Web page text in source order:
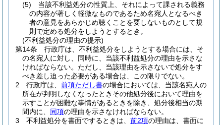
(5)
当該不利益処分の性質上、それによって課される義務
の内容が著しく軽微なものであるため名宛人となるべき
者の意見をあらかじめ聴くことを要しないものとして規
則で定める処分をしようとするとき。
(不利益処分の理由の提示)
第14条
行政庁は、不利益処分をしようとする場合には、そ
の名宛人に対し、同時に、当該不利益処分の理由を示さな
ければならない。 ただし、当該理由を示さないで処分をす
べき差し迫った必要がある場合は、この限りでない。
2
行政庁は、 前項ただし書の場合においては、当該名宛人の
所在が判明しなくなったときその他処分後において理由を
示すことが困難な事情があるときを除き、処分後相当の期
間内に、 同項の理由を示さなければならない。
3
不利益処分を書面でするときは、 前2項の理由は、書面に